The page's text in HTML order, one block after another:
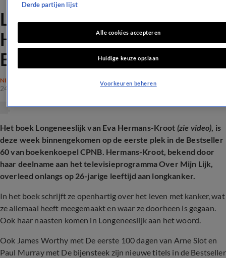
Longeneeslijk van Eva
Hermans-Kroot op plek 1 in
Bestseller 60
NIEUWS
24 dec 2024, 19:30
Het boek Longeneeslijk van Eva Hermans-Kroot (zie video), is
deze week binnengekomen op de eerste plek in de Bestseller
60 van boekenkoepel CPNB. Hermans-Kroot, bekend door
haar deelname aan het televisieprogramma Over Mijn Lijk,
overleed onlangs op 26-jarige leeftijd aan longkanker.
In het boek schrijft ze openhartig over het leven met kanker, wat
ze allemaal heeft meegemaakt en waar ze doorheen is gegaan.
Ook haar naasten komen in Longeneeslijk aan het woord.
Ook James Worthy met De eerste 100 dagen van Arne Slot en
Paul Murray met De bijensteek zijn nieuwe titels in de Bestseller
Derde partijen lijst
Alle cookies accepteren
Huidige keuze opslaan
Voorkeuren beheren